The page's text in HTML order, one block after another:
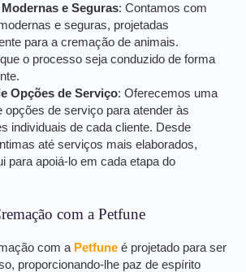
Modernas e Seguras: Contamos com
e seguras, projetadas
para a cremação de animais.
o processo seja conduzido de forma
Opções de Serviço: Oferecemos uma
opções de serviço para atender às
individuais de cada cliente. Desde
até serviços mais elaborados,
para apoiá-lo em cada etapa do
com a Petfune
com a Petfune é projetado para ser
proporcionando-lhe paz de espírito